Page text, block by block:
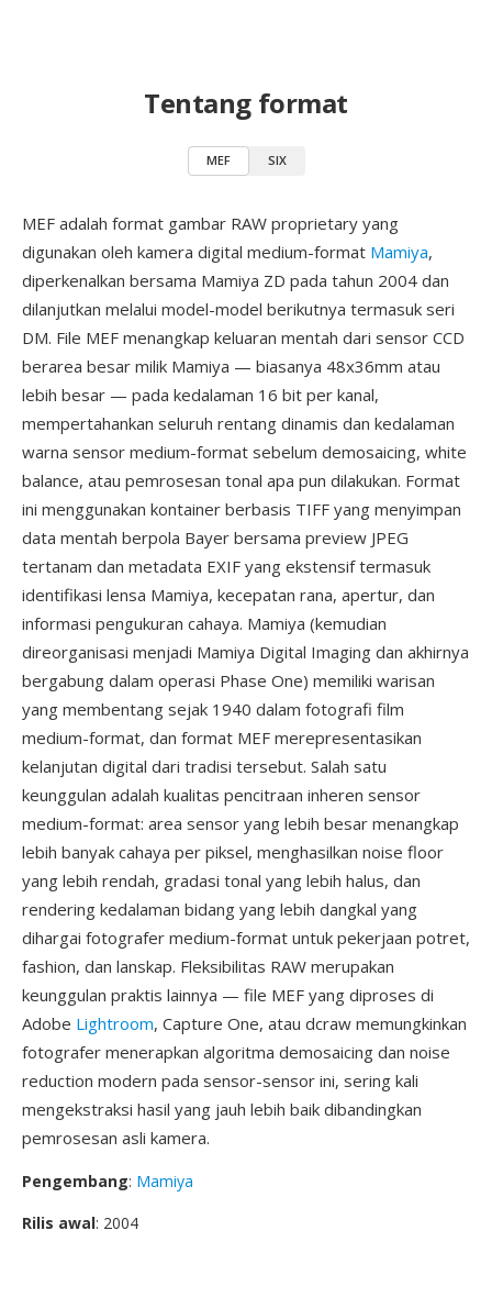
Tentang format
MEF SIX
MEF adalah format gambar RAW proprietary yang
digunakan oleh kamera digital medium-format Mamiya,
diperkenalkan bersama Mamiya ZD pada tahun 2004 dan
dilanjutkan melalui model-model berikutnya termasuk seri
DM. File MEF menangkap keluaran mentah dari sensor CCD
berarea besar milik Mamiya — biasanya 48x36mm atau
lebih besar — pada kedalaman 16 bit per kanal,
mempertahankan seluruh rentang dinamis dan kedalaman
warna sensor medium-format sebelum demosaicing, white
balance, atau pemrosesan tonal apa pun dilakukan. Format
ini menggunakan kontainer berbasis TIFF yang menyimpan
data mentah berpola Bayer bersama preview JPEG
tertanam dan metadata EXIF yang ekstensif termasuk
identifikasi lensa Mamiya, kecepatan rana, apertur, dan
informasi pengukuran cahaya. Mamiya (kemudian
direorganisasi menjadi Mamiya Digital Imaging dan akhirnya
bergabung dalam operasi Phase One) memiliki warisan
yang membentang sejak 1940 dalam fotografi film
medium-format, dan format MEF merepresentasikan
kelanjutan digital dari tradisi tersebut. Salah satu
keunggulan adalah kualitas pencitraan inheren sensor
medium-format: area sensor yang lebih besar menangkap
lebih banyak cahaya per piksel, menghasilkan noise floor
yang lebih rendah, gradasi tonal yang lebih halus, dan
rendering kedalaman bidang yang lebih dangkal yang
dihargai fotografer medium-format untuk pekerjaan potret,
fashion, dan lanskap. Fleksibilitas RAW merupakan
keunggulan praktis lainnya — file MEF yang diproses di
Adobe Lightroom, Capture One, atau dcraw memungkinkan
fotografer menerapkan algoritma demosaicing dan noise
reduction modern pada sensor-sensor ini, sering kali
mengekstraksi hasil yang jauh lebih baik dibandingkan
pemrosesan asli kamera.
Pengembang: Mamiya
Rilis awal: 2004